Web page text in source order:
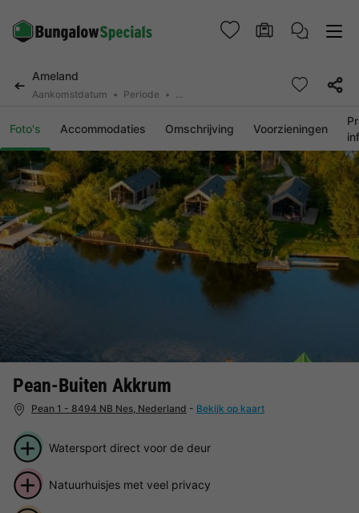
Ameland
Aankomstdatum Periode 2 personen, 0 huisdier
Foto's Accommodaties Omschrijving Voorzieningen
Pean-Buiten Akkrum
Pean 1 - 8494 NB Nes, Nederland - Bekijk op kaart
Watersport direct voor de deur
Natuurhuisjes met veel privacy